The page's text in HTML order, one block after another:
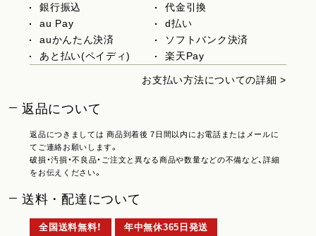
銀行振込
代金引換
au Pay
d払い
auかんたん決済
ソフトバンク決済
あと払い(ペイディ)
楽天Pay
お支払い方法についての詳細 >
返品について
返品につきましては 商品到着後 7日間以内にお電話またはメールに
てご連絡お願いします。
破損・汚損・不良品・ご注文と異なる商品や数量などの不備など、詳細
をお伝えください。
送料・配達について
全国送料無料！ 年中無休365日発送